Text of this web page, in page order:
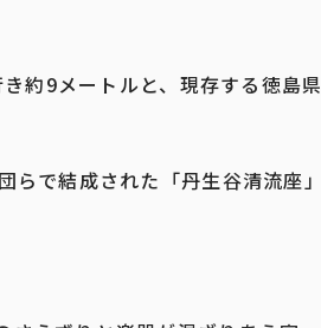
約9メートルと、現存する徳島県
で結成された「丹生谷清流座」